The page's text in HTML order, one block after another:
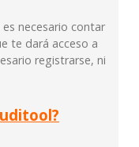
necesario contar
te dará acceso a
registrarse, ni